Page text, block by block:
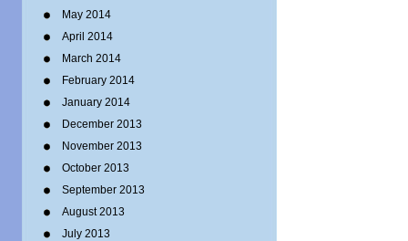
May 2014
April 2014
March 2014
February 2014
January 2014
December 2013
November 2013
October 2013
September 2013
August 2013
July 2013